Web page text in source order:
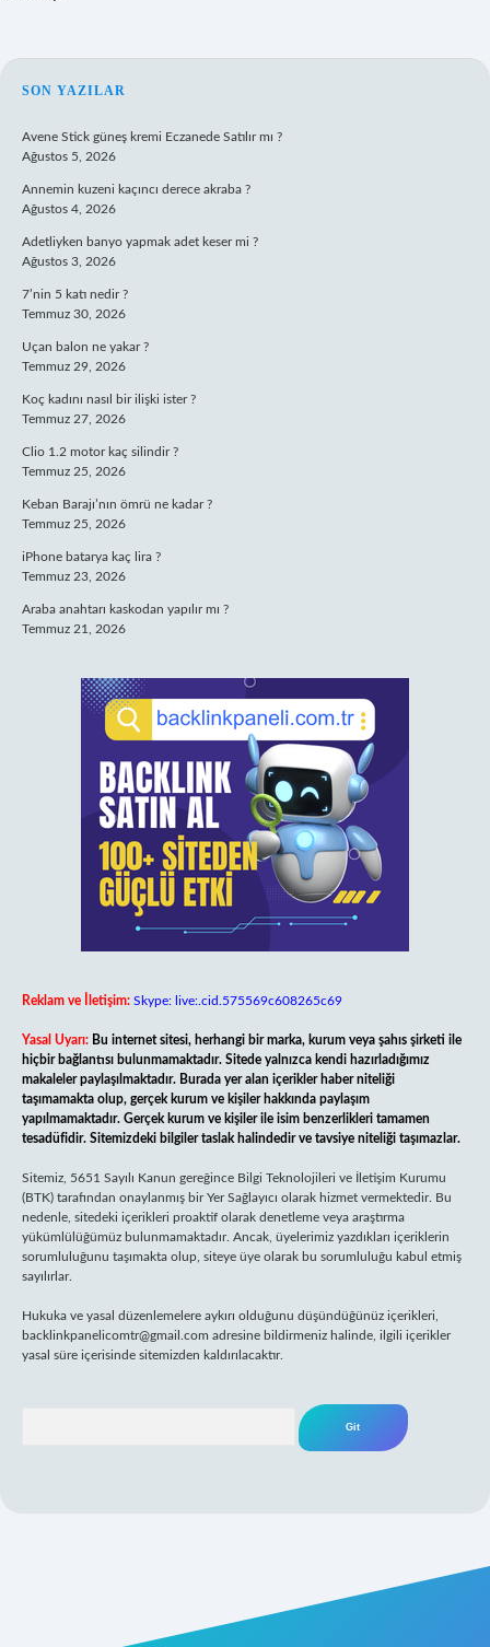
SIDEBAR
SON YAZILAR
Avene Stick güneş kremi Eczanede Satılır mı ?
Ağustos 5, 2026
Annemin kuzeni kaçıncı derece akraba ?
Ağustos 4, 2026
Adetliyken banyo yapmak adet keser mi ?
Ağustos 3, 2026
7’nin 5 katı nedir ?
Temmuz 30, 2026
Uçan balon ne yakar ?
Temmuz 29, 2026
Koç kadını nasıl bir ilişki ister ?
Temmuz 27, 2026
Clio 1.2 motor kaç silindir ?
Temmuz 25, 2026
Keban Barajı’nın ömrü ne kadar ?
Temmuz 25, 2026
iPhone batarya kaç lira ?
Temmuz 23, 2026
Araba anahtarı kaskodan yapılır mı ?
Temmuz 21, 2026
Reklam ve İletişim: Skype: live:.cid.575569c608265c69
Yasal Uyarı: Bu internet sitesi, herhangi bir marka, kurum veya şahıs şirketi ile
hiçbir bağlantısı bulunmamaktadır. Sitede yalnızca kendi hazırladığımız
makaleler paylaşılmaktadır. Burada yer alan içerikler haber niteliği
taşımamakta olup, gerçek kurum ve kişiler hakkında paylaşım
yapılmamaktadır. Gerçek kurum ve kişiler ile isim benzerlikleri tamamen
tesadüfidir. Sitemizdeki bilgiler taslak halindedir ve tavsiye niteliği taşımazlar.
Sitemiz, 5651 Sayılı Kanun gereğince Bilgi Teknolojileri ve İletişim Kurumu
(BTK) tarafından onaylanmış bir Yer Sağlayıcı olarak hizmet vermektedir. Bu
nedenle, sitedeki içerikleri proaktif olarak denetleme veya araştırma
yükümlülüğümüz bulunmamaktadır. Ancak, üyelerimiz yazdıkları içeriklerin
sorumluluğunu taşımakta olup, siteye üye olarak bu sorumluluğu kabul etmiş
sayılırlar.
Hukuka ve yasal düzenlemelere aykırı olduğunu düşündüğünüz içerikleri,
backlinkpanelicomtr@gmail.com adresine bildirmeniz halinde, ilgili içerikler
yasal süre içerisinde sitemizden kaldırılacaktır.